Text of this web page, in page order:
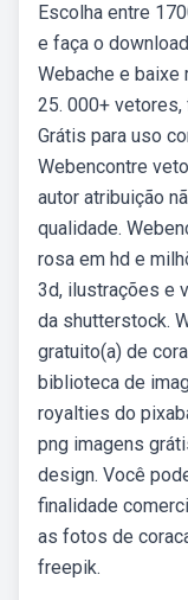
Escolha entre
e faça o
Webache e baixe
25. 000+
Grátis para uso
Webencontre
autor atribuição
qualidade.
rosa em hd e
3d, ilustrações e
da shutterstock.
gratuito(a) de
biblioteca de
royalties do
png imagens
design. Você
finalidade
as fotos de
freepik.